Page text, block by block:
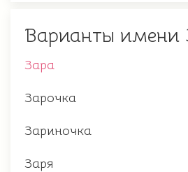
Варианты имени
Зара
Зарочка
Зариночка
Заря